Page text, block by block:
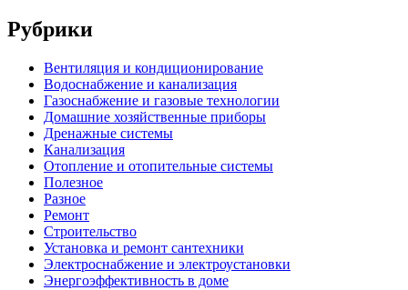
Рубрики
Вентиляция и кондиционирование
Водоснабжение и канализация
Газоснабжение и газовые технологии
Домашние хозяйственные приборы
Дренажные системы
Канализация
Отопление и отопительные системы
Полезное
Разное
Ремонт
Строительство
Установка и ремонт сантехники
Электроснабжение и электроустановки
Энергоэффективность в доме